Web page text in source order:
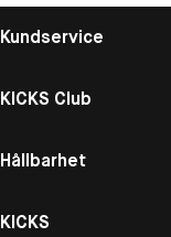
Kundservice
KICKS Club
Hållbarhet
KICKS